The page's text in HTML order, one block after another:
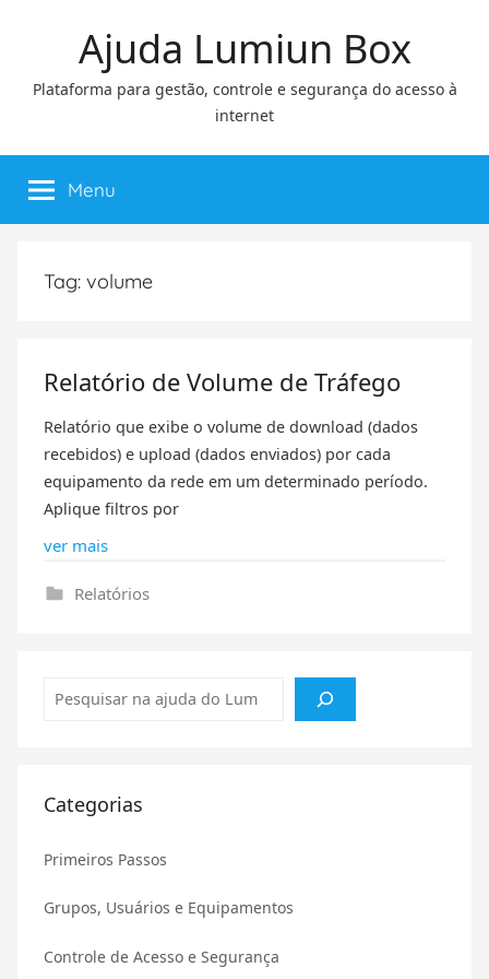
Ajuda Lumiun Box
Plataforma para gestão, controle e segurança do acesso à
internet
Menu
Tag: volume
Relatório de Volume de Tráfego
Relatório que exibe o volume de download (dados
recebidos) e upload (dados enviados) por cada
equipamento da rede em um determinado período.
Aplique filtros por
ver mais
Relatórios
Pesquisar
Categorias
Primeiros Passos
Grupos, Usuários e Equipamentos
Controle de Acesso e Segurança